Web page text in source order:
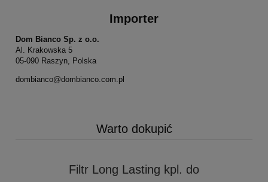
Importer
Dom Bianco Sp. z o.o.
Al. Krakowska 5
05-090 Raszyn, Polska
dombianco@dombianco.com.pl
Warto dokupić
Filtr Long Lasting kpl. do